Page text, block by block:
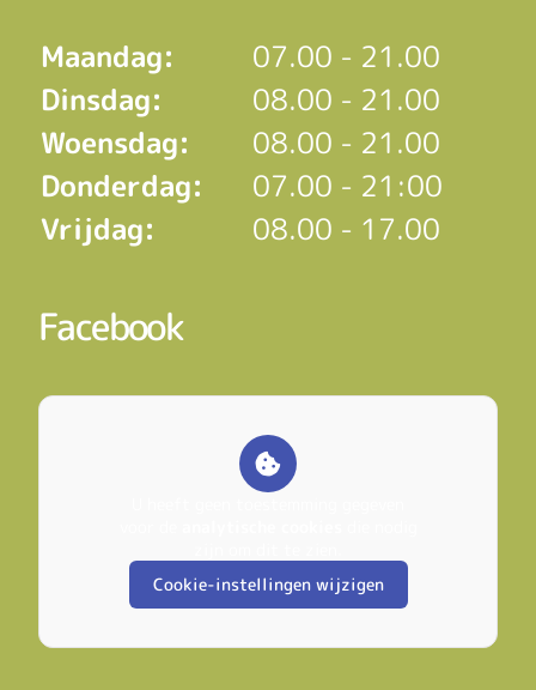
Maandag:
07.00 - 21.00
Dinsdag:
08.00 - 21.00
Woensdag:
08.00 - 21.00
Donderdag:
07.00 - 21:00
Vrijdag:
08.00 - 17.00
Facebook
Cookie-instellingen wijzigen